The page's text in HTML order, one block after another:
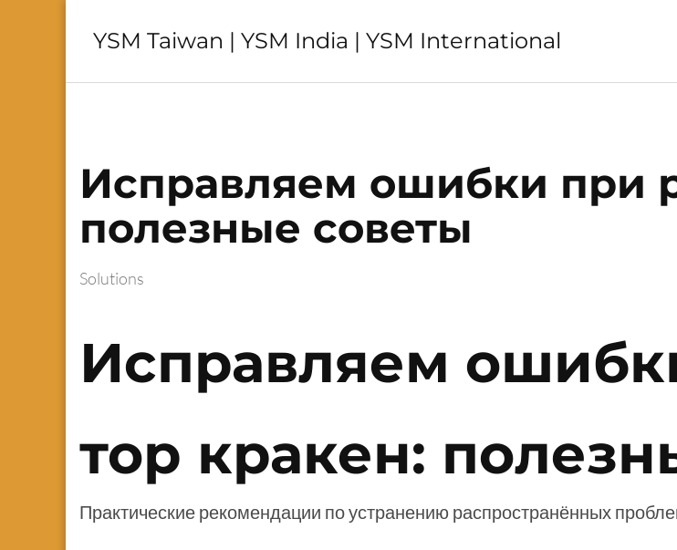
YSM Taiwan | YSM India | YSM International
Исправляем ошибки при
полезные советы
Solutions
Исправляем
тор кракен:
Практические рекомендации по устранению распространённых